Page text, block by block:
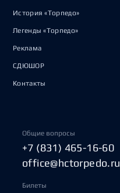
История «Торпедо»
Легенды «Торпедо»
Реклама
СДЮШОР
Контакты
Общие вопросы
+7 (831) 465-16-60
office@hctorpedo.ru
Билеты